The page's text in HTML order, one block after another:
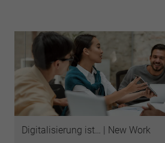
Kategorien
Digitalisierung ist… New Work